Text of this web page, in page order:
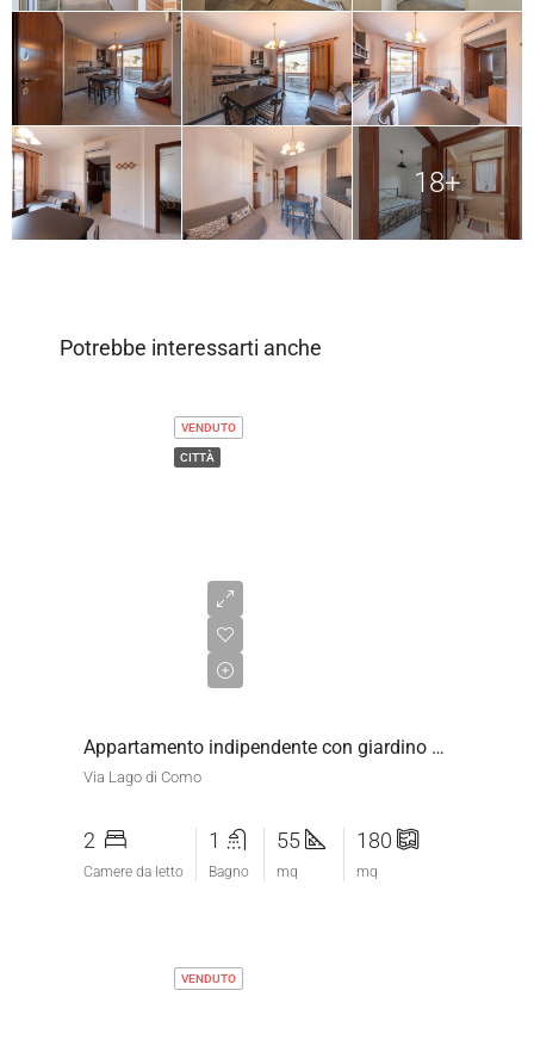
18+
Potrebbe interessarti anche
VENDUTO
CITTÀ
Appartamento indipendente con giardino a Grosseto
Via Lago di Como
2
Camere da letto
1
Bagno
55
mq
180
mq
VENDUTO